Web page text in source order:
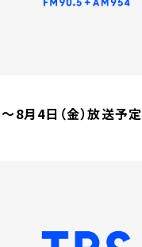
8月4日（金）放送予定